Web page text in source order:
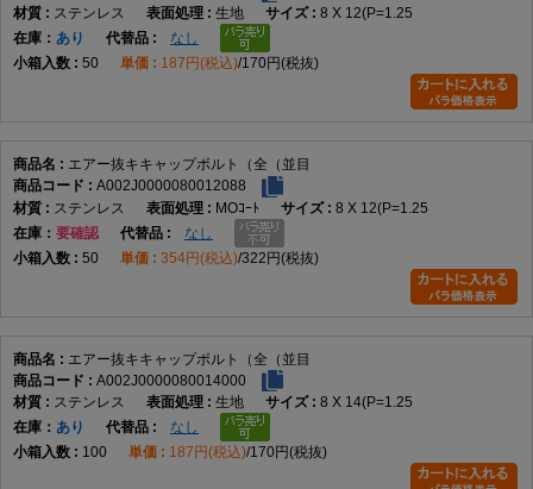
ステンレス
生地
8 X 12(P=1.25
在庫
あり
なし
50
187円(税込) 170円(税抜)
エアー抜キキャップボルト（全（並目
A002J0000080012088
ステンレス
MOｺｰﾄ
8 X 12(P=1.25
在庫
要確認
なし
50
354円(税込) 322円(税抜)
エアー抜キキャップボルト（全（並目
A002J0000080014000
ステンレス
生地
8 X 14(P=1.25
在庫
あり
なし
100
187円(税込) 170円(税抜)